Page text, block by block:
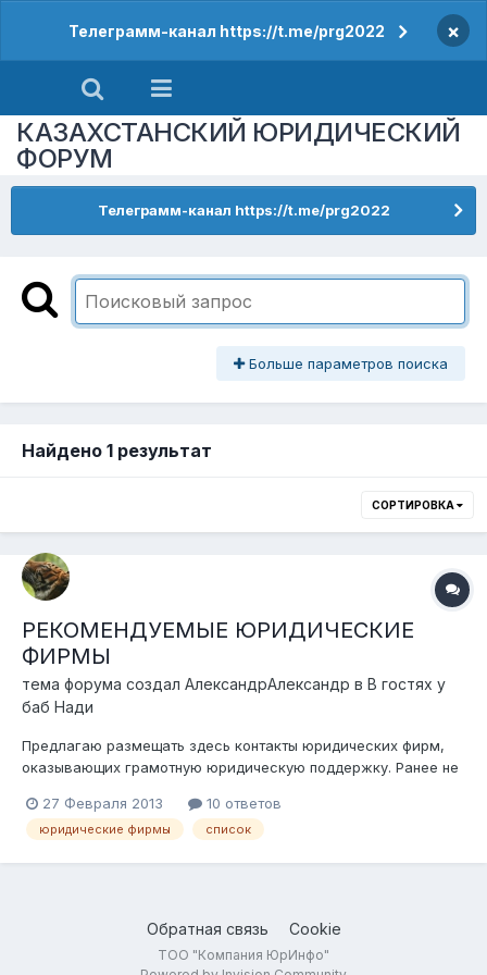
Телеграмм-канал https://t.me/prg2022 ×
КАЗАХСТАНСКИЙ ЮРИДИЧЕСКИЙ
ФОРУМ
Телеграмм-канал https://t.me/prg2022
Больше параметров поиска
Найдено 1 результат
СОРТИРОВКА
РЕКОМЕНДУЕМЫЕ ЮРИДИЧЕСКИЕ
ФИРМЫ
тема форума создал АлександрАлександр в В гостях у
баб Нади
Предлагаю размещать здесь контакты юридических фирм,
оказывающих грамотную юридическую поддержку. Ранее не
справочникам и газетной рекламе сталкивался с вопиющей
некомпетентностью. Увы не все кто рекламируют себя в
27 Февраля 2013 10 ответов
юридические фирмы список
Обратная связь Cookie
ТОО "Компания ЮрИнфо"